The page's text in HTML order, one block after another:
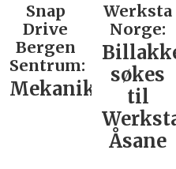
Snap
Drive
Bergen
Sentrum:
Mekaniker
Werksta
Norge:
søkes
til
Åsane